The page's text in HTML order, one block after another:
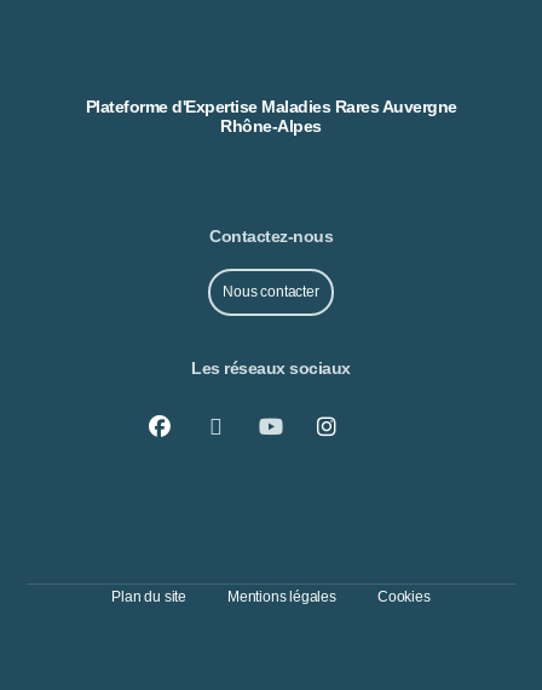
Plateforme d'Expertise Maladies Rares Auvergne
Rhône-Alpes
Contactez-nous
Nous contacter
Les réseaux sociaux
Plan du site Mentions légales Cookies